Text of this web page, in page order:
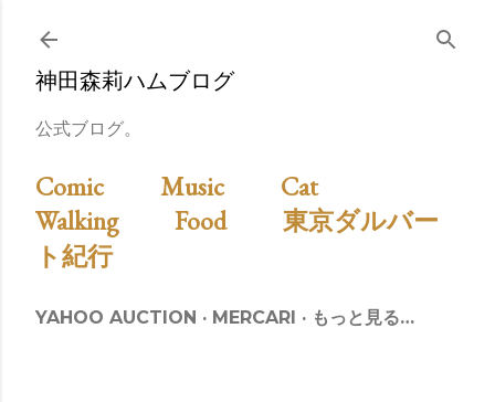
スキップしてメイン コンテンツに移動
神田森莉ハムブログ
公式ブログ。
Comic Music
Cat
Walking
Food
東京ダルバー
ト紀行
YAHOO AUCTION MERCARI もっと見る…